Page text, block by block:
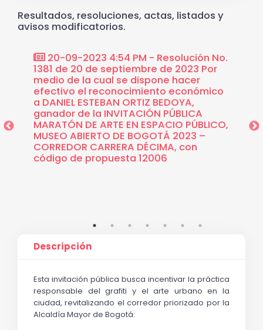
Resultados, resoluciones, actas, listados y
avisos modificatorios.
20-09-2023 4:54 PM - Resolución No.
1381 de 20 de septiembre de 2023 Por
medio de la cual se dispone hacer
efectivo el reconocimiento económico
a DANIEL ESTEBAN ORTIZ BEDOYA,
ganador de la INVITACIÓN PÚBLICA
MARATÓN DE ARTE EN ESPACIO PÚBLICO,
MUSEO ABIERTO DE BOGOTÁ 2023 –
CORREDOR CARRERA DÉCIMA, con
código de propuesta 12006
Descripción
Esta invitación pública busca incentivar la práctica
responsable del grafiti y el arte urbano en la
ciudad, revitalizando el corredor priorizado por la
Alcaldía Mayor de Bogotá: